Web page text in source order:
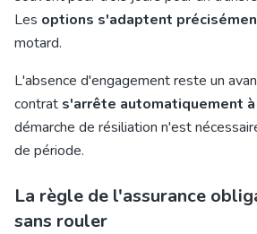
Les options s'adaptent
motard.
L'absence d'engagementreste un
contrat s'arrête automatiquement
démarche de résiliation n'est
de période.
La règle de l'assurance
sans rouler